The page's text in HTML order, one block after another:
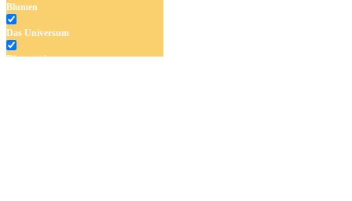
Blumen
Das Universum
Dinosaurier